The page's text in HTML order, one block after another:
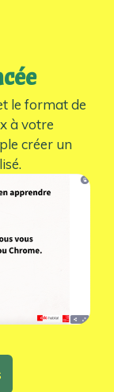
le format de
à votre
créer un